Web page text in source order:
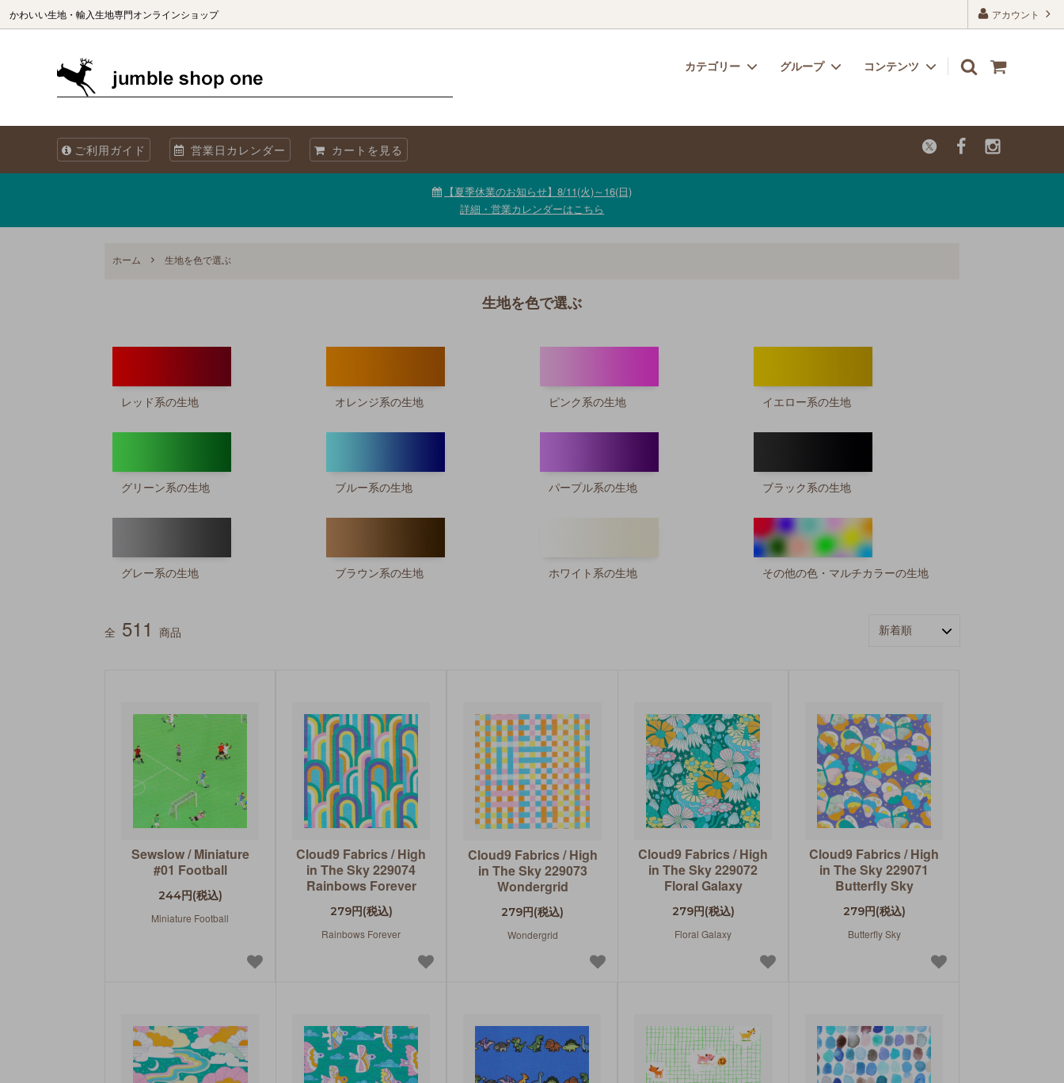
アカウント
かわいい生地・輸入生地専門オンラインショップ
カテゴリー
オリジナル生地 Sewslow
グループ
生地をコレクションで選ぶ オーガニックコットン
生地【セール品・値下げ品】
コンテンツ
当店について
ご利用ガイド 営業日カレンダー カートを見る
【夏季休業のお知らせ】8/11(火)～16(日)
詳細・営業カレンダーはこちら
ホーム 生地を色で選ぶ
生地を色で選ぶ
レッド系の生地 オレンジ系の生地 ピンク系の生地 イエロー系の生地
グリーン系の生地 ブルー系の生地 パープル系の生地 ブラック系の生地
グレー系の生地 ブラウン系の生地 ホワイト系の生地 その他の色・マルチカラーの生地
全 511 商品
Sewslow / Miniature
#01 Football
244円(税込)
Miniature Football
Cloud9 Fabrics / High
in The Sky 229074
Rainbows Forever
279円(税込)
Rainbows Forever
Cloud9 Fabrics / High
in The Sky 229073
Wondergrid
279円(税込)
Wondergrid
Cloud9 Fabrics / High
in The Sky 229072
Floral Galaxy
279円(税込)
Floral Galaxy
Cloud9 Fabrics / High
in The Sky 229071
Butterfly Sky
279円(税込)
Butterfly Sky